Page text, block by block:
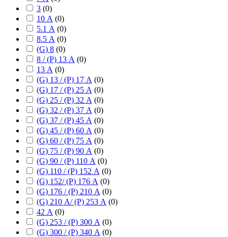
3 (0)
10 А (0)
5.1 А (0)
8.5 А (0)
(G) 8 (0)
8 / (P) 13 А (0)
13 А (0)
(G) 13 / (P) 17 А (0)
(G) 17 / (P) 25 А (0)
(G) 25 / (P) 32 А (0)
(G) 32 / (P) 37 А (0)
(G) 37 / (P) 45 А (0)
(G) 45 / (P) 60 А (0)
(G) 60 / (P) 75 А (0)
(G) 75 / (P) 90 А (0)
(G) 90 / (P) 110 А (0)
(G) 110 / (P) 152 А (0)
(G) 152/ (P) 176 А (0)
(G) 176 / (P) 210 А (0)
(G) 210 А/ (P) 253 А (0)
42 А (0)
(G) 253 / (P) 300 А (0)
(G) 300 / (P) 340 А (0)